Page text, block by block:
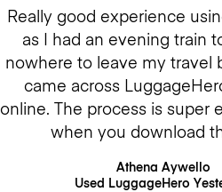
Really good experience
as I had an evening train
nowhere to leave my travel
came across
online. The process is super
when you download
Athena Aywello
Used LuggageHero